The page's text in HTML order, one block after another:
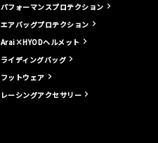
パフォーマンスプロテクション
エアバッグプロテクション
Arai×HYODヘルメット
ライディングバッグ
フットウェア
レーシングアクセサリー